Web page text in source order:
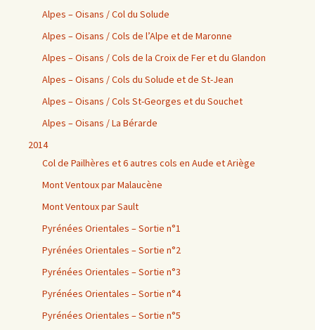
Alpes – Oisans / Col du Solude
Alpes – Oisans / Cols de l’Alpe et de Maronne
Alpes – Oisans / Cols de la Croix de Fer et du Glandon
Alpes – Oisans / Cols du Solude et de St-Jean
Alpes – Oisans / Cols St-Georges et du Souchet
Alpes – Oisans / La Bérarde
2014
Col de Pailhères et 6 autres cols en Aude et Ariège
Mont Ventoux par Malaucène
Mont Ventoux par Sault
Pyrénées Orientales – Sortie n°1
Pyrénées Orientales – Sortie n°2
Pyrénées Orientales – Sortie n°3
Pyrénées Orientales – Sortie n°4
Pyrénées Orientales – Sortie n°5